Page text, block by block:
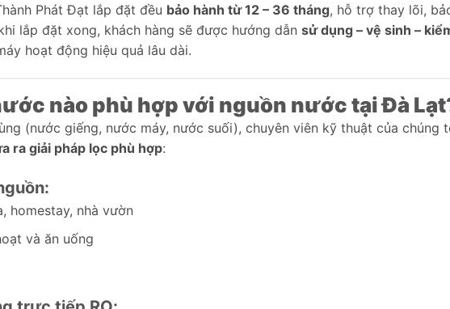
Phát Đạt lắp đặt đều bảo hành từ 12 – 36 tháng, hỗ trợ thay lõi,
lắp đặt xong, khách hàng sẽ được hướng dẫn sử dụng – vệ sinh –
hoạt động hiệu quả lâu dài.
nào phù hợp với nguồn nước tại Đà
(nước giếng, nước máy, nước suối), chuyên viên kỹ thuật của chúng
ra giải pháp lọc phù hợp:
homestay, nhà vườn
và ăn uống